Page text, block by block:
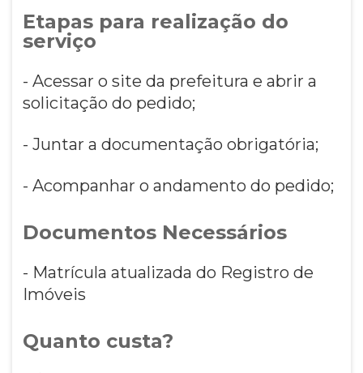
Etapas para realização do
serviço
- Acessar o site da prefeitura e abrir a
solicitação do pedido;
- Juntar a documentação obrigatória;
- Acompanhar o andamento do pedido;
Documentos Necessários
- Matrícula atualizada do Registro de
Imóveis
Quanto custa?